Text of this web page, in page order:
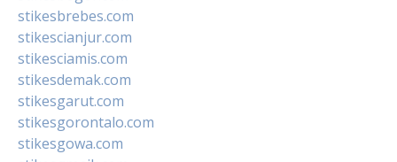
stikesbrebes.com
stikescianjur.com
stikesciamis.com
stikesdemak.com
stikesgarut.com
stikesgorontalo.com
stikesgowa.com